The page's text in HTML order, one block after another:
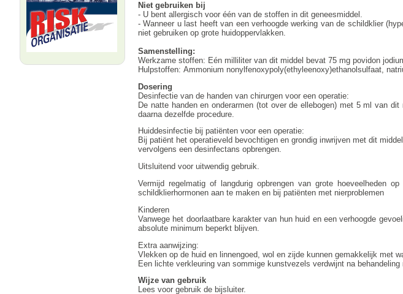
Niet gebruiken bij
- U bent allergisch voor één van de stoffen in dit geneesmiddel.
- Wanneer u last heeft van een verhoogde werking van de schildklier
niet gebruiken op grote huidoppervlakken.
Samenstelling:
Werkzame stoffen: Eén milliliter van dit middel bevat 75 mg povidon
Hulpstoffen: Ammonium nonylfenoxypoly(ethyleenoxy)ethanolsulfaat,
Dosering
Desinfectie van de handen van chirurgen voor een operatie:
De natte handen en onderarmen (tot over de ellebogen) met 5 ml van
daarna dezelfde procedure.
Huiddesinfectie bij patiënten voor een operatie:
Bij patiënt het operatieveld bevochtigen en grondig inwrijven met dit
vervolgens een desinfectans opbrengen.
Uitsluitend voor uitwendig gebruik.
Vermijd regelmatig of langdurig opbrengen van grote hoeveelheden
schildklierhormonen aan te maken en bij patiënten met nierproblemen
Kinderen
Vanwege het doorlaatbare karakter van hun huid en een verhoogde
absolute minimum beperkt blijven.
Extra aanwijzing:
Vlekken op de huid en linnengoed, wol en zijde kunnen gemakkelijk met
Een lichte verkleuring van sommige kunstvezels verdwijnt na behandeling
Wijze van gebruik
Lees voor gebruik de bijsluiter.